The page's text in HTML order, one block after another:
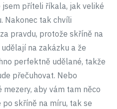
jsem příteli říkala, jak veliké
Nakonec tak chvíli
pravdu, protože skříně na
na zakázku a že
perfektně udělané, takže
přečuhovat. Nebo
aby vám tam něco
skříně na míru, tak se